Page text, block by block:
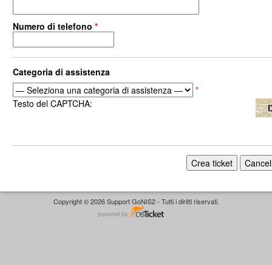
Numero di telefono *
Categoria di assistenza
*
Testo del CAPTCHA:
Copyright © 2026 Support GoNIS2 - Tutti i diritti riservati.